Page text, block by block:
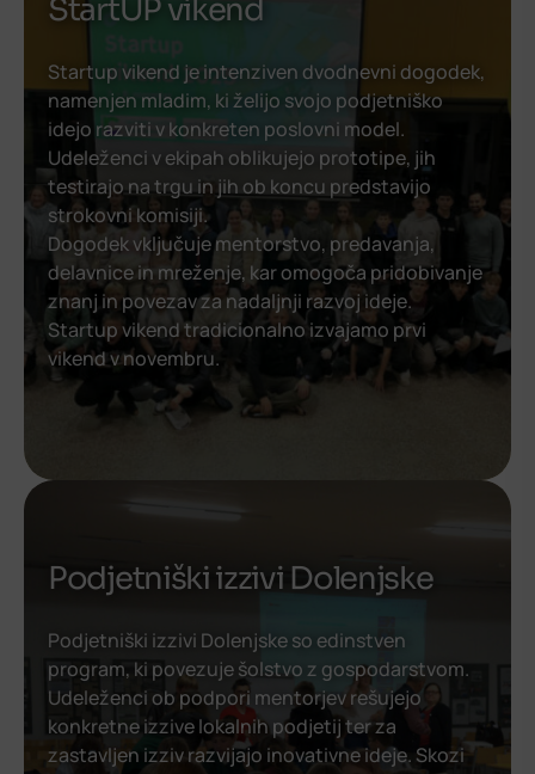
StartUP vikend
Startup vikend je intenziven dvodnevni dogodek,
namenjen mladim, ki želijo svojo podjetniško
idejo razviti v konkreten poslovni model.
Udeleženci v ekipah oblikujejo prototipe, jih
testirajo na trgu in jih ob koncu predstavijo
strokovni komisiji.
Dogodek vključuje mentorstvo, predavanja,
delavnice in mreženje, kar omogoča pridobivanje
znanj in povezav za nadaljnji razvoj ideje.
Startup vikend tradicionalno izvajamo prvi
vikend v novembru.
Podjetniški izzivi Dolenjske
Podjetniški izzivi Dolenjske so edinstven
program, ki povezuje šolstvo z gospodarstvom.
Udeleženci ob podpori mentorjev rešujejo
konkretne izzive lokalnih podjetij ter za
zastavljen izziv razvijajo inovativne ideje. Skozi